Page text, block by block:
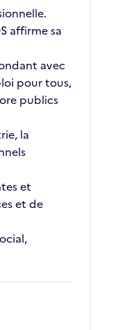
affirme sa
avec
pour tous,
publics
la
et
et de